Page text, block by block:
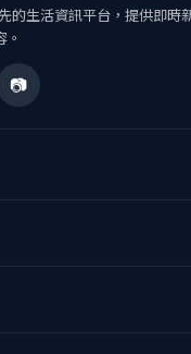
的生活資訊平台，提供即時
。
📷